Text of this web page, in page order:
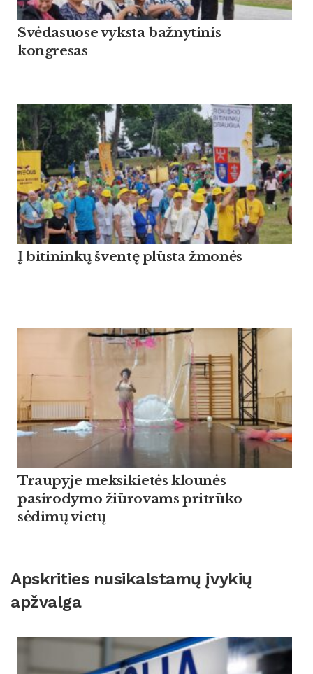
Svėdasuose vyksta bažnytinis
kongresas
Į bitininkų šventę plūsta žmonės
Traupyje meksikietės klounės
pasirodymo žiūrovams pritrūko
sėdimų vietų
Apskrities nusikalstamų įvykių
apžvalga